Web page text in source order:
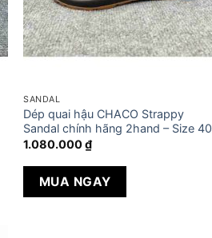
SANDAL
Dép quai hậu CHACO Strappy
Sandal chính hãng 2hand – Size 40
1.080.000₫
MUA NGAY